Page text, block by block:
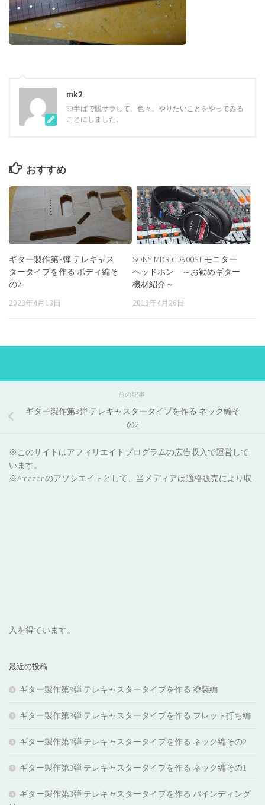
mk2
30半ばで脱サラして、色々、やりたいことをやってみる
ことにしました。
おすすめ
ギター製作第3弾 テレキャス
タータイプを作る ボディ編そ
の2
2023年4月13日
SONY MDR-CD900ST モニター
ヘッドホン ～お勧めギター
機材紹介～
2019年4月26日
前の記事
ギター製作第3弾 テレキャスタータイプを作る ネック編そ
の2
※このサイトはアフィリエイトプログラムの広告収入で運営して
います。
※Amazonのアソシエイトとして、当メディアは適格販売により収
入を得ています。
最近の投稿
ギター製作第3弾 テレキャスタータイプを作る 塗装編
ギター製作第3弾 テレキャスタータイプを作る フレット打ち編
ギター製作第3弾 テレキャスタータイプを作る ネック編その2
ギター製作第3弾 テレキャスタータイプを作る ネック編その1
ギター製作第3弾 テレキャスタータイプを作る バインディング